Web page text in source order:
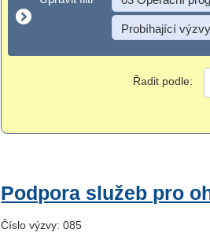
Probíhající výzvy
Řadit podle:
Podpora služeb pro
Číslo výzvy: 085